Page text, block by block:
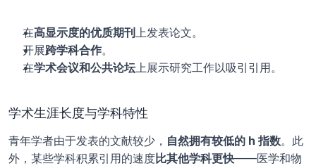
在高显示度的优质期刊 上发表论文。
开展跨学科合作。
在学术会议和公共论坛上展示研究工作以吸引引用。
学术生涯长度与学科特性
青年学者由于发表的文献较少， 自然拥有较低的 h 指数。此
外，某些学科积累引用的速度比其他学科更快——医学和物